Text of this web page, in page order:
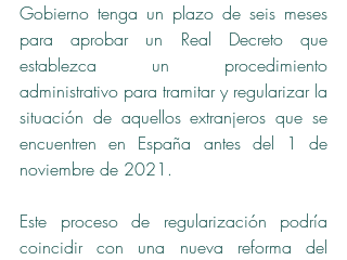
Gobierno tenga un plazo de seis meses
para aprobar un Real Decreto que
establezca un procedimiento
administrativo para tramitar y regularizar la
situación de aquellos extranjeros que se
encuentren en España antes del 1 de
noviembre de 2021.
Este proceso de regularización podría
coincidir con una nueva reforma del